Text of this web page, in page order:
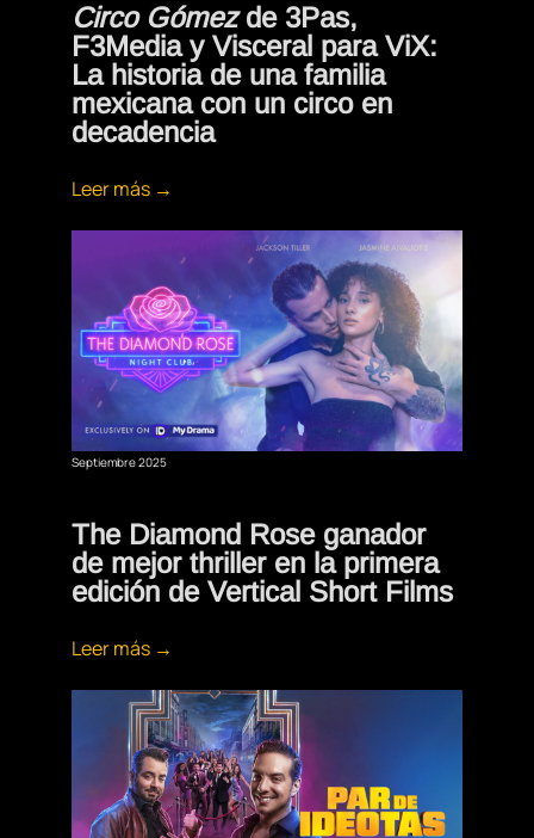
Circo Gómezde 3Pas,
F3Media y Visceral para ViX:
La historia de una familia
mexicana con un circo en
decadencia
Leer más →
Septiembre 2025
The Diamond Rose ganador
de mejor thriller en la primera
edición de Vertical Short Films
Leer más →